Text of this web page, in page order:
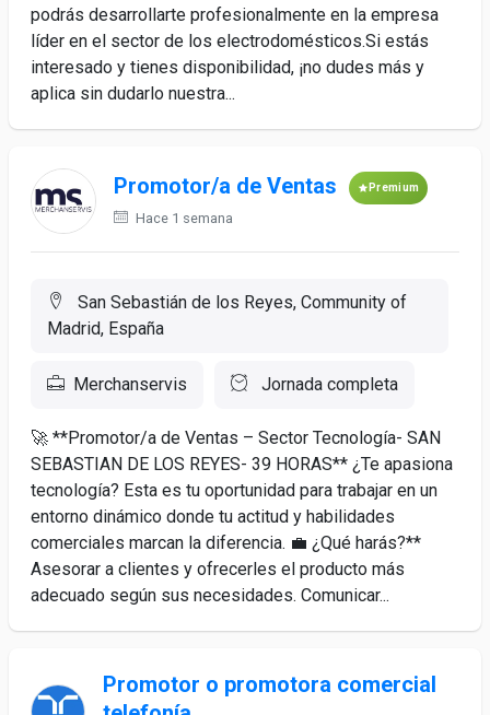
podrás desarrollarte profesionalmente en la empresa
líder en el sector de los electrodomésticos.Si estás
interesado y tienes disponibilidad, ¡no dudes más y
aplica sin dudarlo nuestra...
Promotor/a de Ventas Premium
Hace 1 semana
San Sebastián de los Reyes, Community of
Madrid, España
Merchanservis Jornada completa
🚀 **Promotor/a de Ventas – Sector Tecnología- SAN
SEBASTIAN DE LOS REYES- 39 HORAS** ¿Te apasiona
tecnología? Esta es tu oportunidad para trabajar en un
entorno dinámico donde tu actitud y habilidades
comerciales marcan la diferencia. 💼 ¿Qué harás?**
Asesorar a clientes y ofrecerles el producto más
adecuado según sus necesidades. Comunicar...
Promotor o promotora comercial